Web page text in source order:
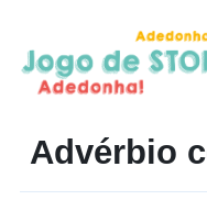
Advérbio